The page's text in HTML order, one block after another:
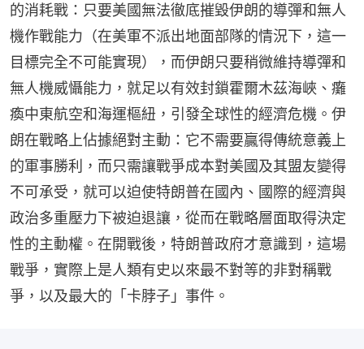
的消耗戰：只要美國無法徹底摧毀伊朗的導彈和無人
機作戰能力（在美軍不派出地面部隊的情況下，這一
目標完全不可能實現），而伊朗只要稍微維持導彈和
無人機威懾能力，就足以有效封鎖霍爾木茲海峽、癱
瘓中東航空和海運樞紐，引發全球性的經濟危機。伊
朗在戰略上佔據絕對主動：它不需要贏得傳統意義上
的軍事勝利，而只需讓戰爭成本對美國及其盟友變得
不可承受，就可以迫使特朗普在國內、國際的經濟與
政治多重壓力下被迫退讓，從而在戰略層面取得決定
性的主動權。在開戰後，特朗普政府才意識到，這場
戰爭，實際上是人類有史以來最不對等的非對稱戰
爭，以及最大的「卡脖子」事件。